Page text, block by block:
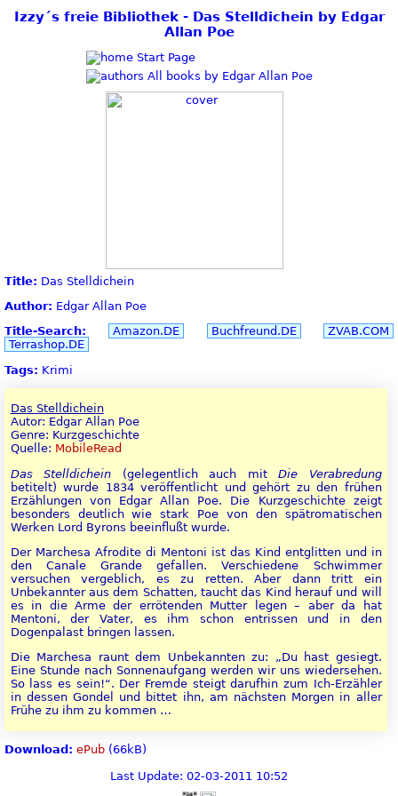
Izzy´s freie Bibliothek - Das Stelldichein by Edgar
Allan Poe
Start Page
All books by Edgar Allan Poe
Title: Das Stelldichein
Author: Edgar Allan Poe
Title-Search:
Amazon.DE Buchfreund.DE
ZVAB.COM
Terrashop.DE
Tags: Krimi
Das Stelldichein
Autor: Edgar Allan Poe
Genre: Kurzgeschichte
Quelle: MobileRead
Das Stelldichein (gelegentlich auch mitDie Verabredung
betitelt) wurde 1834 veröffentlicht und gehört zu den frühen
Erzählungen von Edgar Allan Poe. Die Kurzgeschichte zeigt
besonders deutlich wie stark Poe von den spätromatischen
Werken Lord Byrons beeinflußt wurde.
Der Marchesa Afrodite di Mentoni ist das Kind entglitten und in
den Canale Grande gefallen. Verschiedene Schwimmer
versuchen vergeblich, es zu retten. Aber dann tritt ein
Unbekannter aus dem Schatten, taucht das Kind herauf und will
es in die Arme der errötenden Mutter legen – aber da hat
Mentoni, der Vater, es ihm schon entrissen und in den
Dogenpalast bringen lassen.
Die Marchesa raunt dem Unbekannten zu: „Du hast gesiegt.
Eine Stunde nach Sonnenaufgang werden wir uns wiedersehen.
So lass es sein!“. Der Fremde steigt darufhin zum Ich-Erzähler
in dessen Gondel und bittet ihn, am nächsten Morgen in aller
Frühe zu ihm zu kommen …
Download: ePub (66kB)
Last Update: 02-03-2011 10:52